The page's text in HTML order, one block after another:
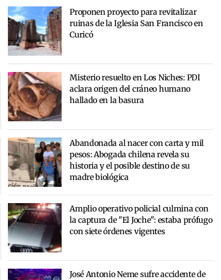
Proponen proyecto para revitalizar
ruinas de la Iglesia San Francisco en
Curicó
Misterio resuelto en Los Niches: PDI
aclara origen del cráneo humano
hallado en la basura
Abandonada al nacer con carta y mil
pesos: Abogada chilena revela su
historia y el posible destino de su
madre biológica
Amplio operativo policial culmina con
la captura de "El Joche": estaba prófugo
con siete órdenes vigentes
José Antonio Neme sufre accidente de